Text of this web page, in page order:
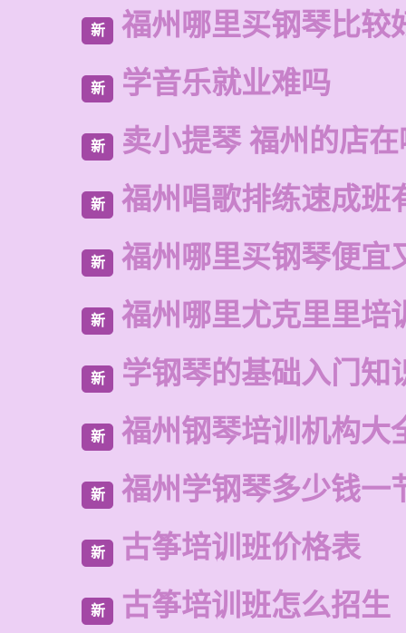
新 福州哪里买钢琴比较
新 学音乐就业难吗
新 卖小提琴 福州的店
新 福州唱歌排练速成班
新 福州哪里买钢琴便宜
新 福州哪里尤克里里培
新 学钢琴的基础入门知
新 福州钢琴培训机构大
新 福州学钢琴多少钱一
新 古筝培训班价格表
新 古筝培训班怎么招生